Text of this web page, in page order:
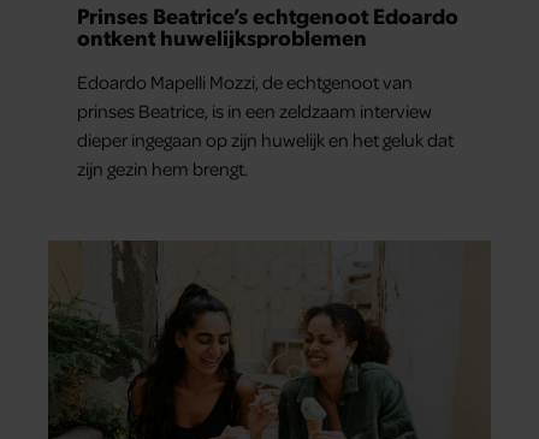
Prinses Beatrice’s echtgenoot Edoardo
ontkent huwelijksproblemen
Edoardo Mapelli Mozzi, de echtgenoot van
prinses Beatrice, is in een zeldzaam interview
dieper ingegaan op zijn huwelijk en het geluk dat
zijn gezin hem brengt.